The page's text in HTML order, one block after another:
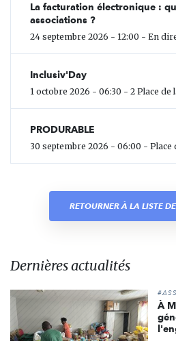
La facturation électronique :
associations ?
24 septembre 2026 - 12:00 - En
Inclusiv'Day
1 octobre 2026 - 06:30 - 2 Place de
PRODURABLE
30 septembre 2026 - 06:00 - Place
RETOURNER À LA LISTE
Dernières actualités
À